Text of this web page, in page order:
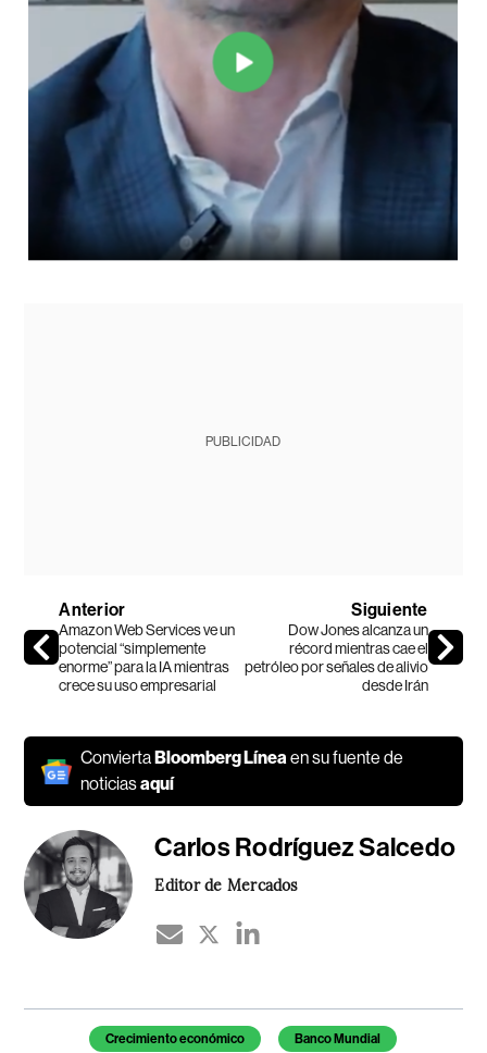
PUBLICIDAD
Anterior
Amazon Web Services ve un
potencial “simplemente
enorme” para la IA mientras
crece su uso empresarial
Siguiente
Dow Jones alcanza un
récord mientras cae el
petróleo por señales de alivio
desde Irán
Convierta Bloomberg Líneaen su fuente de
noticiasaquí
Carlos Rodríguez Salcedo
Editor de Mercados
Temas de este artículo
Crecimiento económico Banco Mundial